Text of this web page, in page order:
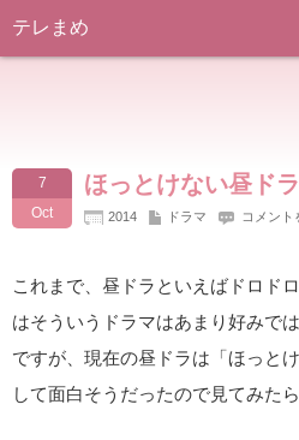
テレまめ
7
Oct
ほっとけない昼ドラ
2014 ドラマ コメント
これまで、昼ドラといえばドロド
はそういうドラマはあまり好みで
ですが、現在の昼ドラは「ほっと
して面白そうだったので見てみた